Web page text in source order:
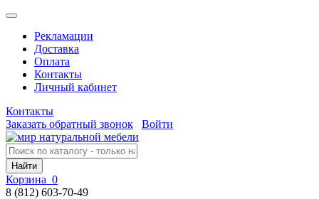
Рекламации
Доставка
Оплата
Контакты
Личный кабинет
Контакты
Заказать обратный звонок
Войти
Найти
Корзина 0
8 (812) 603-70-49